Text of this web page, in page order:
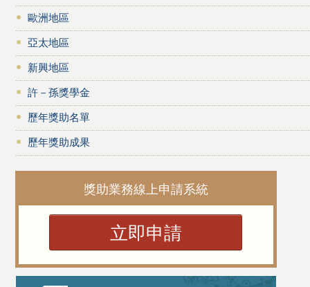
歐洲地區
亞太地區
新興地區
許－孫獎學金
歷年獎助名單
歷年獎助成果
獎助業務線上申請系統
立即申請